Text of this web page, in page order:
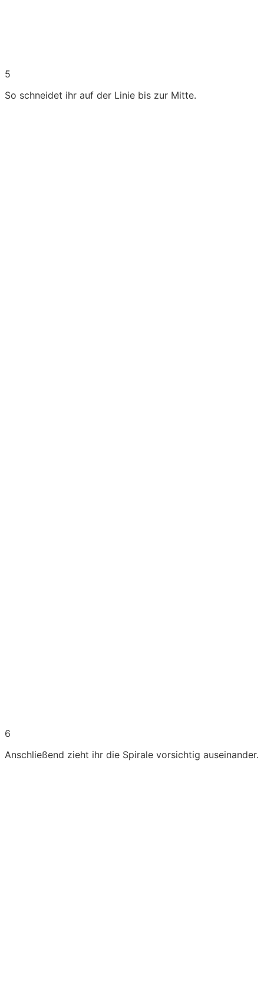
5
So schneidet ihr auf der Linie bis zur Mitte.
6
Anschließend zieht ihr die Spirale vorsichtig auseinander.